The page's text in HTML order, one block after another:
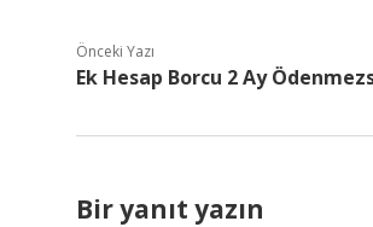
Önceki Yazı
Ek Hesap Borcu 2 Ay
Bir yanıt yazın